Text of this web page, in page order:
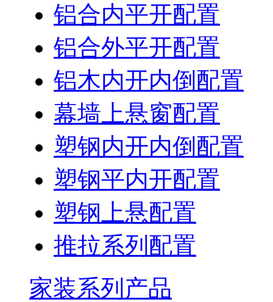
铝合内平开配置
铝合外平开配置
铝木内开内倒配置
幕墙上悬窗配置
塑钢内开内倒配置
塑钢平内开配置
塑钢上悬配置
推拉系列配置
家装系列产品